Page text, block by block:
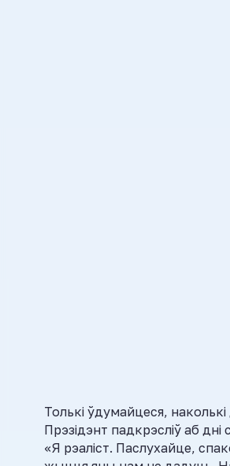
Толькі ўдумайцеся,
Прэзідэнт падкрэсліў аб дні
«Я рэаліст. Паслухайце,